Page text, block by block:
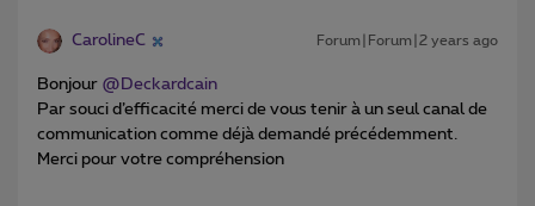
CarolineC Forum|Forum|2 years ago
Bonjour @Deckardcain
Par souci d’efficacité merci de vous tenir à un seul canal de
communication comme déjà demandé précédemment.
Merci pour votre compréhension